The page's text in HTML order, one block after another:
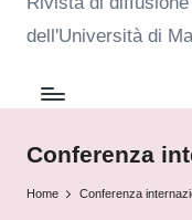
r
c
a
M
a
dell'Università di
Conferenza
Home Conferenza